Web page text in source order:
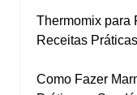
Thermomix para
Receitas
Como Fazer